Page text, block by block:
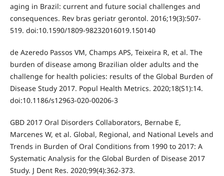
aging in Brazil: current and future social challenges and
consequences. Rev bras geriatr gerontol. 2016;19(3):507-
519. doi:10.1590/1809-98232016019.150140
de Azeredo Passos VM, Champs APS, Teixeira R, et al. The
burden of disease among Brazilian older adults and the
challenge for health policies: results of the Global Burden of
Disease Study 2017. Popul Health Metrics. 2020;18(S1):14.
doi:10.1186/s12963-020-00206-3
GBD 2017 Oral Disorders Collaborators, Bernabe E,
Marcenes W, et al. Global, Regional, and National Levels and
Trends in Burden of Oral Conditions from 1990 to 2017: A
Systematic Analysis for the Global Burden of Disease 2017
Study. J Dent Res. 2020;99(4):362-373.